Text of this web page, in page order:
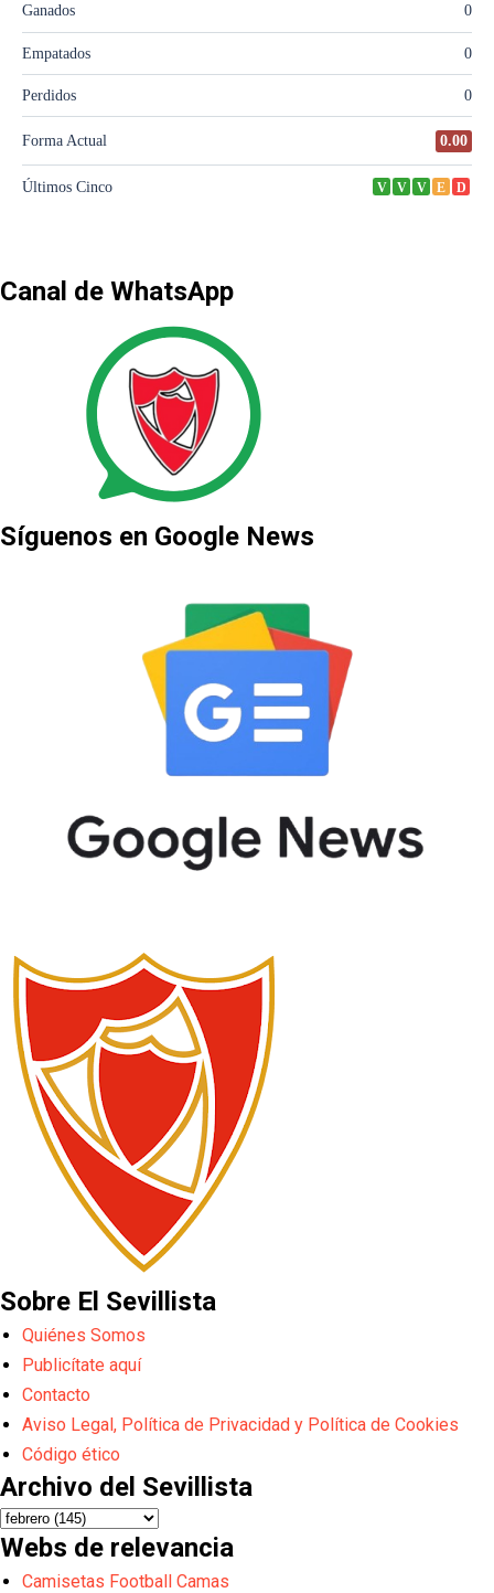
Canal de WhatsApp
Síguenos en Google News
Sobre El Sevillista
Quiénes Somos
Publicítate aquí
Contacto
Aviso Legal, Política de Privacidad y Política de Cookies
Código ético
Archivo del Sevillista
Webs de relevancia
Camisetas Football Camas